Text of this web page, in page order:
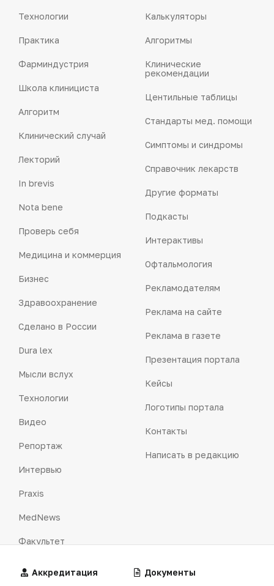
Технологии
Практика
Фарминдустрия
Школа клинициста
Алгоритм
Клинический случай
Лекторий
In brevis
Nota bene
Проверь себя
Медицина и коммерция
Бизнес
Здравоохранение
Сделано в России
Dura lex
Мысли вслух
Технологии
Видео
Репортаж
Интервью
Praxis
MedNews
Факультет
Калькуляторы
Алгоритмы
Клинические
рекомендации
Центильные таблицы
Стандарты мед. помощи
Симптомы и синдромы
Справочник лекарств
Другие форматы
Подкасты
Интерактивы
Офтальмология
Рекламодателям
Реклама на сайте
Реклама в газете
Презентация портала
Кейсы
Логотипы портала
Контакты
Написать в редакцию
Алгоритмы Калькуляторы
Аккредитация Документы